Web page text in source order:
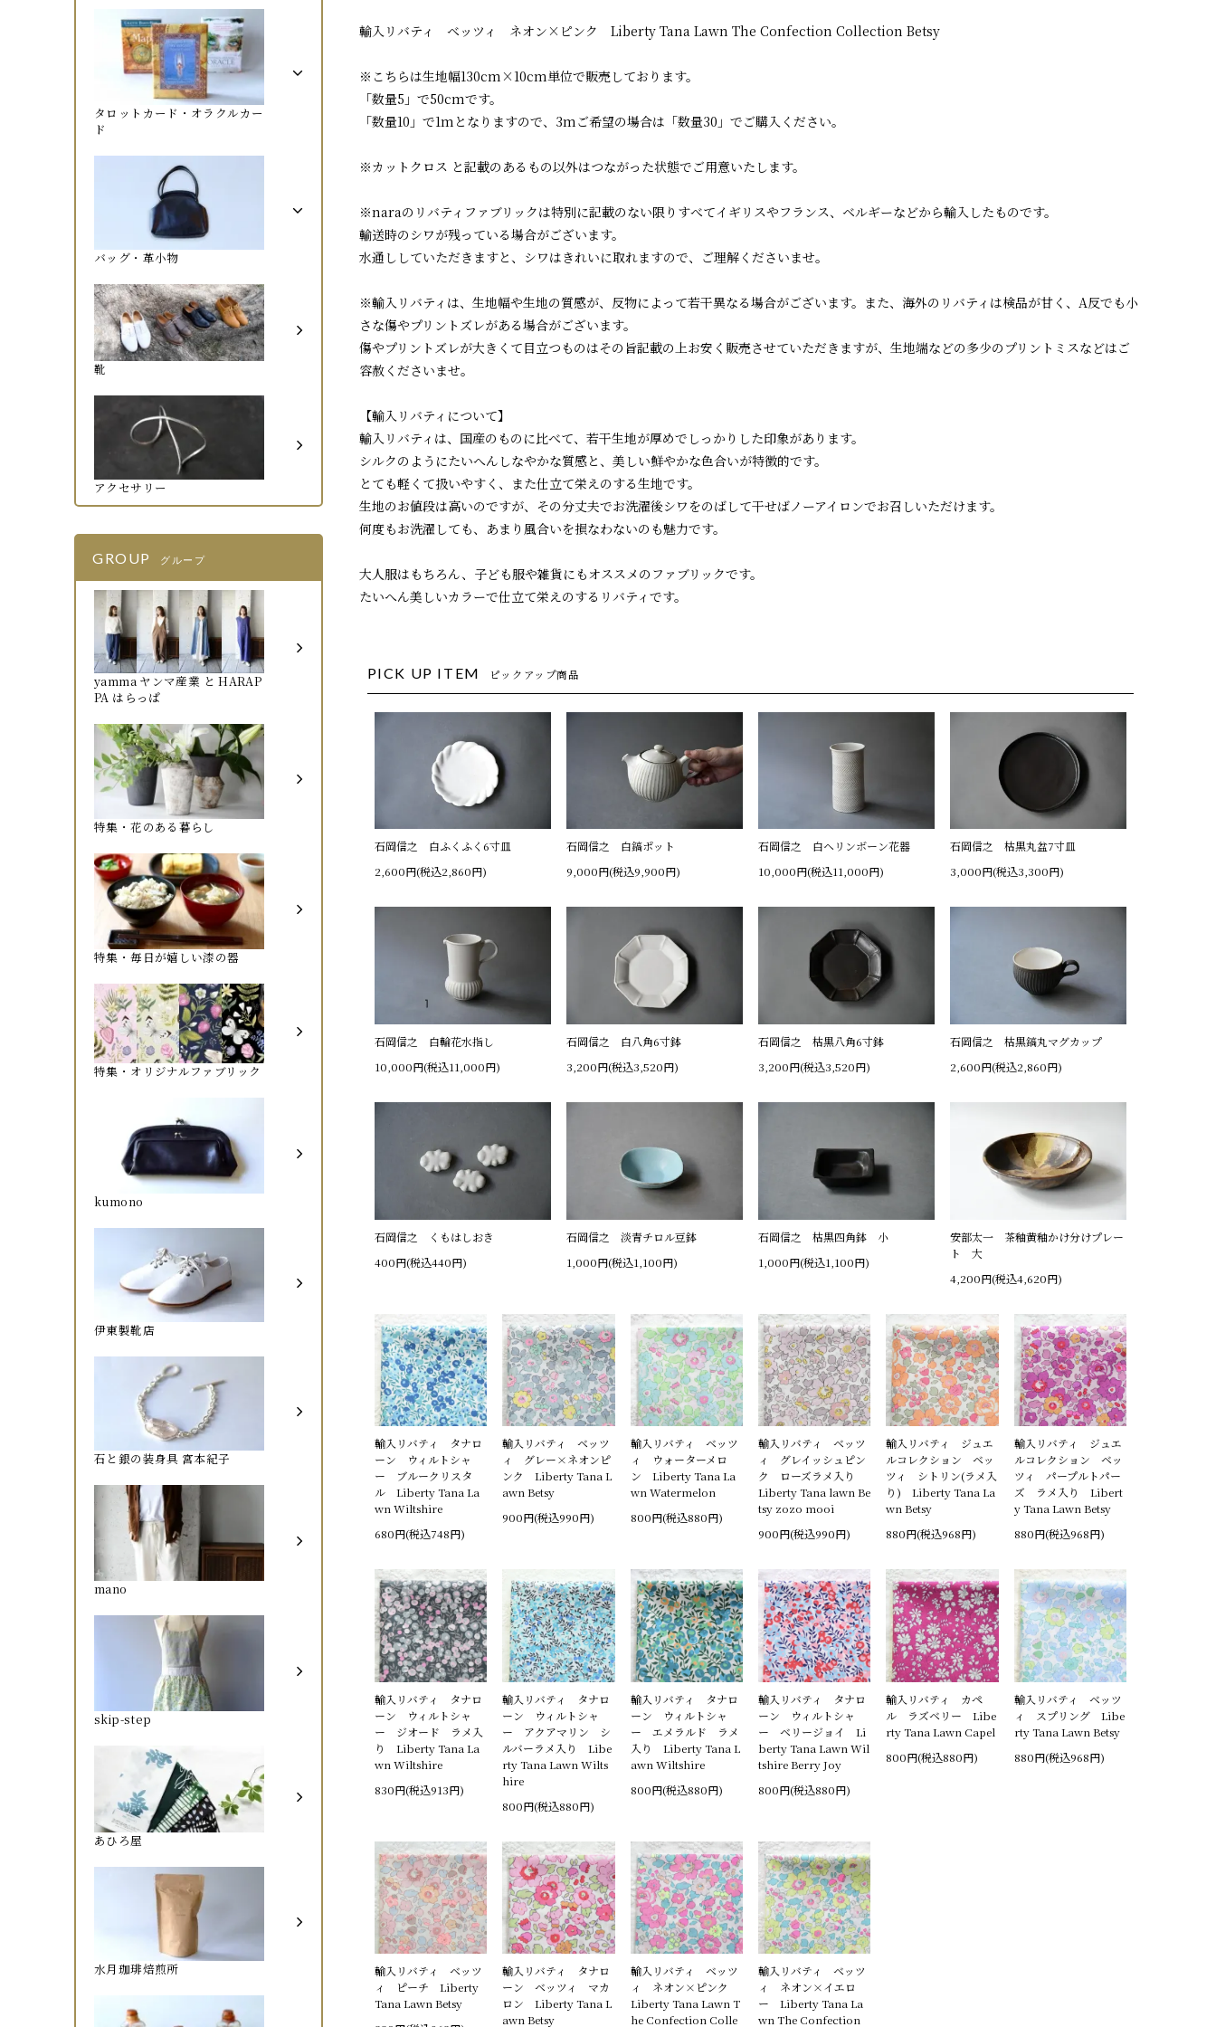
輸入リバティ ベッツィ ネオン×ピンク Liberty Tana Lawn The Confection Collection Betsy
※こちらは生地幅130cm×10cm単位で販売しております。
「数量5」で50cmです。
「数量10」で1mとなりますので、3mご希望の場合は「数量30」でご購入ください。
※カットクロス と記載のあるもの以外はつながった状態でご用意いたします。
※naraのリバティファブリックは特別に記載のない限りすべてイギリスやフランス、ベルギーなどから輸入したものです。
輸送時のシワが残っている場合がございます。
水通ししていただきますと、シワはきれいに取れますので、ご理解くださいませ。
※輸入リバティは、生地幅や生地の質感が、反物によって若干異なる場合がございます。また、海外のリバティは検品が甘く、A反でも小
さな傷やプリントズレがある場合がございます。
傷やプリントズレが大きくて目立つものはその旨記載の上お安く販売させていただきますが、生地端などの多少のプリントミスなどはご
容赦くださいませ。
【輸入リバティについて】
輸入リバティは、国産のものに比べて、若干生地が厚めでしっかりした印象があります。
シルクのようにたいへんしなやかな質感と、美しい鮮やかな色合いが特徴的です。
とても軽くて扱いやすく、また仕立て栄えのする生地です。
生地のお値段は高いのですが、その分丈夫でお洗濯後シワをのばして干せばノーアイロンでお召しいただけます。
何度もお洗濯しても、あまり風合いを損なわないのも魅力です。
大人服はもちろん、子ども服や雑貨にもオススメのファブリックです。
たいへん美しいカラーで仕立て栄えのするリバティです。
PICK UP ITEM ピックアップ商品
石岡信之 白ふくふく6寸皿
2,600円(税込2,860円)
石岡信之 白鎬ポット
9,000円(税込9,900円)
石岡信之 白ヘリンボーン花器
10,000円(税込11,000円)
石岡信之 枯黒丸盆7寸皿
3,000円(税込3,300円)
石岡信之 白輪花水指し
10,000円(税込11,000円)
石岡信之 白八角6寸鉢
3,200円(税込3,520円)
石岡信之 枯黒八角6寸鉢
3,200円(税込3,520円)
石岡信之 枯黒鎬丸マグカップ
2,600円(税込2,860円)
石岡信之 くもはしおき
400円(税込440円)
石岡信之 淡青チロル豆鉢
1,000円(税込1,100円)
石岡信之 枯黒四角鉢 小
1,000円(税込1,100円)
安部太一 茶釉黄釉かけ分けプレー
ト 大
4,200円(税込4,620円)
輸入リバティ タナロ
ーン ウィルトシャ
ー ブルークリスタ
ル Liberty Tana La
wn Wiltshire
680円(税込748円)
輸入リバティ ベッツ
ィ グレー×ネオンピ
ンク Liberty Tana L
awn Betsy
900円(税込990円)
輸入リバティ ベッツ
ィ ウォーターメロ
ン Liberty Tana La
wn Watermelon
800円(税込880円)
輸入リバティ ベッツ
ィ グレイッシュピン
ク ローズラメ入り
Liberty Tana lawn Be
tsy zozo mooi
900円(税込990円)
輸入リバティ ジュエ
ルコレクション ベッ
ツィ シトリン(ラメ入
り) Liberty Tana La
wn Betsy
880円(税込968円)
輸入リバティ ジュエ
ルコレクション ベッ
ツィ パープルトパー
ズ ラメ入り Libert
y Tana Lawn Betsy
880円(税込968円)
輸入リバティ タナロ
ーン ウィルトシャ
ー ジオード ラメ入
り Liberty Tana La
wn Wiltshire
830円(税込913円)
輸入リバティ タナロ
ーン ウィルトシャ
ー アクアマリン シ
ルバーラメ入り Libe
rty Tana Lawn Wilts
hire
800円(税込880円)
輸入リバティ タナロ
ーン ウィルトシャ
ー エメラルド ラメ
入り Liberty Tana L
awn Wiltshire
800円(税込880円)
輸入リバティ タナロ
ーン ウィルトシャ
ー ベリージョイ Li
berty Tana Lawn Wil
tshire Berry Joy
800円(税込880円)
輸入リバティ カペ
ル ラズベリー Libe
rty Tana Lawn Capel
800円(税込880円)
輸入リバティ ベッツ
ィ スプリング Libe
rty Tana Lawn Betsy
880円(税込968円)
輸入リバティ ベッツ
ィ ピーチ Liberty
Tana Lawn Betsy
輸入リバティ タナロ
ーン ベッツィ マカ
ロン Liberty Tana L
awn Betsy
輸入リバティ ベッツ
ィ ネオン×ピンク
Liberty Tana Lawn T
he Confection Colle
輸入リバティ ベッツ
ィ ネオン×イエロ
ー Liberty Tana La
wn The Confection
タロットカード・オラクルカー
ド
バッグ・革小物
靴
アクセサリー
GROUP グループ
yamma ヤンマ産業 と HARAP
PA はらっぱ
特集・花のある暮らし
特集・毎日が嬉しい漆の器
特集・オリジナルファブリック
kumono
伊東製靴店
石と銀の装身具 宮本紀子
mano
skip-step
あひろ屋
水月珈琲焙煎所